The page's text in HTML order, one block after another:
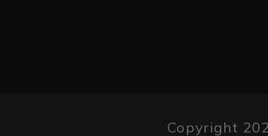
Copyright